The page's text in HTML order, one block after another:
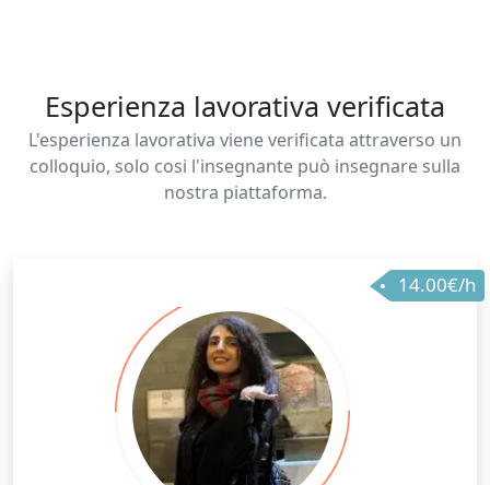
Esperienza lavorativa verificata
L'esperienza lavorativa viene verificata attraverso un
colloquio, solo cosi l'insegnante può insegnare sulla
nostra piattaforma.
14.00€/h